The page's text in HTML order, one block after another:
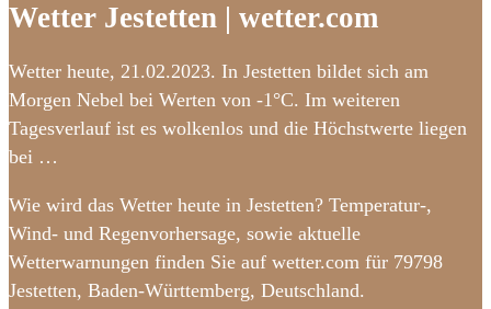
Wetter Jestetten | wetter.com
Wetter heute, 21.02.2023. In Jestetten bildet sich am
Morgen Nebel bei Werten von -1°C. Im weiteren
Tagesverlauf ist es wolkenlos und die Höchstwerte liegen
bei …
Wie wird das Wetter heute in Jestetten? Temperatur-,
Wind- und Regenvorhersage, sowie aktuelle
Wetterwarnungen finden Sie auf wetter.com für 79798
Jestetten, Baden-Württemberg, Deutschland.